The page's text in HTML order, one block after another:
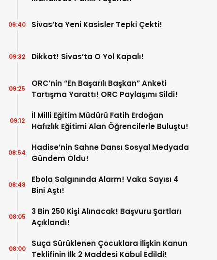
Sivas’ta Yeni Kasisler Tepki Çekti!
09:40
Dikkat! Sivas’ta O Yol Kapalı!
09:32
ORC’nin “En Başarılı Başkan” Anketi
Tartışma Yarattı! ORC Paylaşımı Sildi!
09:25
İl Milli Eğitim Müdürü Fatih Erdoğan
Hafızlık Eğitimi Alan Öğrencilerle Buluştu!
09:12
Hadise’nin Sahne Dansı Sosyal Medyada
Gündem Oldu!
08:54
Ebola Salgınında Alarm! Vaka Sayısı 4
Bini Aştı!
08:48
3 Bin 250 Kişi Alınacak! Başvuru Şartları
Açıklandı!
08:05
Suça Sürüklenen Çocuklara İlişkin Kanun
Teklifinin İlk 2 Maddesi Kabul Edildi!
08:00